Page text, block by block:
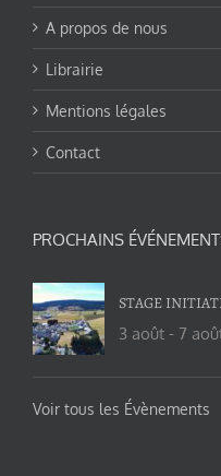
A propos de nous
Librairie
Mentions légales
Contact
PROCHAINS
STAGE
3 août - 7
Voir tous les Évènements